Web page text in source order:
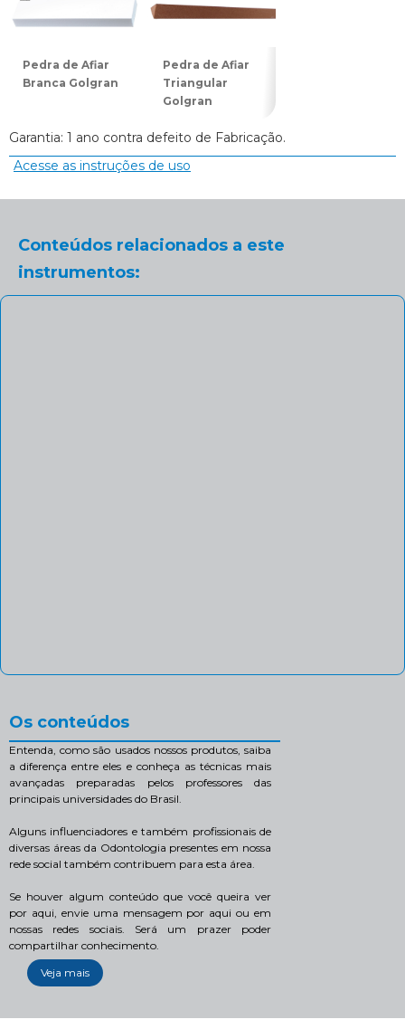
Pedra de Afiar
Branca Golgran
Pedra de Afiar
Triangular
Golgran
Garantia: 1 ano contra defeito de Fabricação.
Acesse as instruções de uso
Conteúdos relacionados a este
instrumentos:
Os conteúdos
Entenda, como são usados nossos produtos, saiba
a diferença entre eles e conheça as técnicas mais
avançadas preparadas pelos professores das
principais universidades do Brasil.
Alguns influenciadores e também profissionais de
diversas áreas da Odontologia presentes em nossa
rede social também contribuem para esta área.
Se houver algum conteúdo que você queira ver
por aqui, envie uma mensagem por aqui ou em
nossas redes sociais. Será um prazer poder
compartilhar conhecimento.
Veja mais